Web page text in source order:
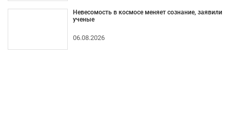
Невесомость в космосе меняет сознание, заявили
ученые
06.08.2026